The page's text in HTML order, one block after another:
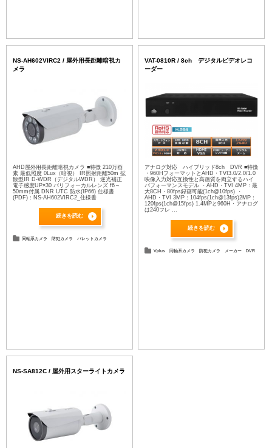
NS-AH602VIRC2 / 屋外用長距離暗視カ
メラ
AHD屋外用長距離暗視カメラ ■特徴 210万画
素 最低照度 0Lux（暗視） IR照射距離50m 拡
散型IR D-WDR（デジタルWDR） 逆光補正
電子感度UP×30 バリフォーカルレンズ f6～
50mm付属 DNR UTC 防水(IP66) 仕様書
(PDF)：NS-AH602VIRC2_仕様書
続きを読む
同軸系カメラ 防犯カメラ バレットカメラ
VAT-0810R / 8ch デジタルビデオレコ
ーダー
アナログ対応 ハイブリッド8ch DVR ■特徴
・960HフォーマットとAHD・TVI3.0/2.0/1.0
映像入力対応互換性と⾼画質を両⽴するハイ
パフォーマンスモデル ・AHD・TVI 4MP：最
⼤8CH・80fps録画可能(1ch@10fps) ・
AHD・TVI 3MP：104fps(1ch@13fps)2MP：
120fps(1ch@15fps) 1.4MPと960H・アナログ
は240フレ ...
続きを読む
Vplus 同軸系カメラ 防犯カメラ メーカー DVR
NS-SA812C / 屋外用スターライトカメラ